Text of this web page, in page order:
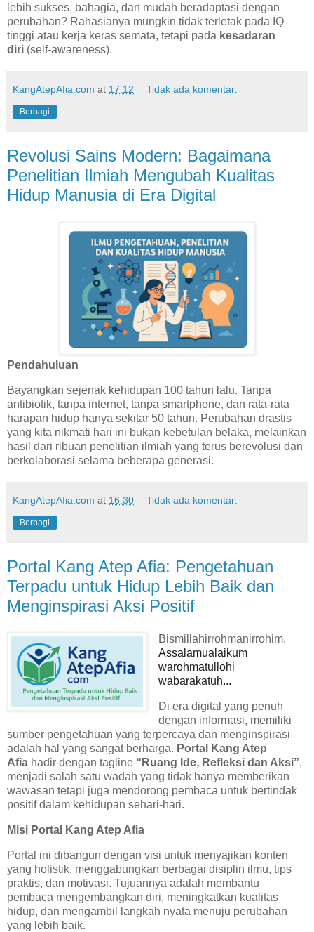
lebih sukses, bahagia, dan mudah beradaptasi dengan
perubahan? Rahasianya mungkin tidak terletak pada IQ
tinggi atau kerja keras semata, tetapi pada kesadaran
diri (self-awareness).
KangAtepAfia.com at 17:12 Tidak ada komentar:
Berbagi
Revolusi Sains Modern: Bagaimana
Penelitian Ilmiah Mengubah Kualitas
Hidup Manusia di Era Digital
Pendahuluan
Bayangkan sejenak kehidupan 100 tahun lalu. Tanpa
antibiotik, tanpa internet, tanpa smartphone, dan rata-rata
harapan hidup hanya sekitar 50 tahun. Perubahan drastis
yang kita nikmati hari ini bukan kebetulan belaka, melainkan
hasil dari ribuan penelitian ilmiah yang terus berevolusi dan
berkolaborasi selama beberapa generasi.
KangAtepAfia.com at 16:30 Tidak ada komentar:
Berbagi
Portal Kang Atep Afia: Pengetahuan
Terpadu untuk Hidup Lebih Baik dan
Menginspirasi Aksi Positif
Bismillahirrohmanirrohim.
Assalamualaikum
warohmatullohi
wabarakatuh...
Di era digital yang penuh
dengan informasi, memiliki
sumber pengetahuan yang terpercaya dan menginspirasi
adalah hal yang sangat berharga. Portal Kang Atep
Afia hadir dengan tagline “Ruang Ide, Refleksi dan Aksi”,
menjadi salah satu wadah yang tidak hanya memberikan
wawasan tetapi juga mendorong pembaca untuk bertindak
positif dalam kehidupan sehari-hari.
Misi Portal Kang Atep Afia
Portal ini dibangun dengan visi untuk menyajikan konten
yang holistik, menggabungkan berbagai disiplin ilmu, tips
praktis, dan motivasi. Tujuannya adalah membantu
pembaca mengembangkan diri, meningkatkan kualitas
hidup, dan mengambil langkah nyata menuju perubahan
yang lebih baik.